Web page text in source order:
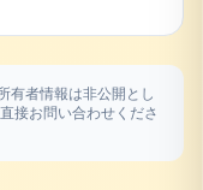
有者情報は非公開とし
接お問い合わせくださ